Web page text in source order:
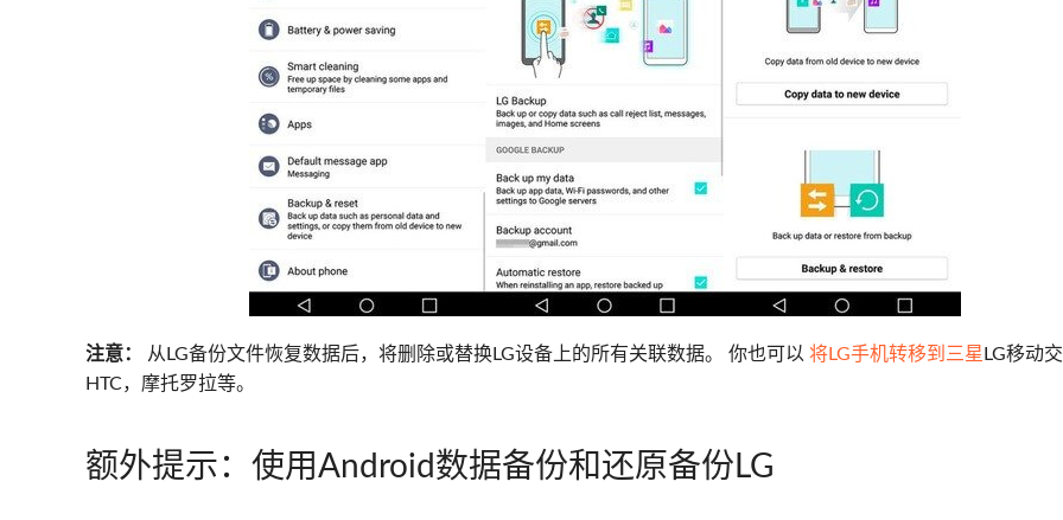
注意： 从LG备份文件恢复数据后，将删除或替换LG设备上的所有关联数据。 你也可以 将LG手机转移到三星 LG移动
HTC，摩托罗拉等。
额外提示：使用Android数据备份和还原备份LG